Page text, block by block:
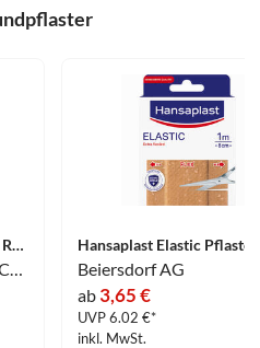
Dracoplast Soft Hautfarben Rund 2.2cm Pflaster 20 Stück
Dr. AusbÃ¼ttel GmbH & Co. KG
Beiersdorf AG
ab 3,65 €
UVP 6.02 €*
inkl. MwSt.